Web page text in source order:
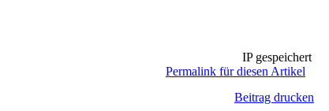
IP gespeichert
Permalink für diesen Artikel
Beitrag drucken